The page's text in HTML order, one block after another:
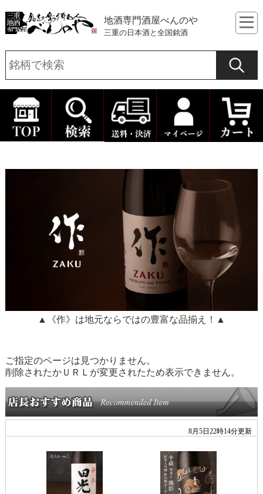
地酒専門酒屋べんのや
三重の日本酒と全国銘酒
▲《作》は地元ならではの豊富な品揃え！▲
ご指定のページは見つかりません。
削除されたかＵＲＬが変更されたため表示できません。